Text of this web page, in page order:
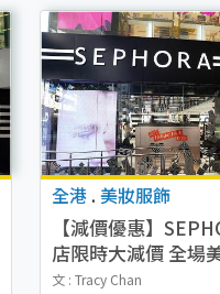
全港 .美妝服飾
【減價優惠】
店限時大減價 全場
75折+額外9折
文 : Tracy Chan